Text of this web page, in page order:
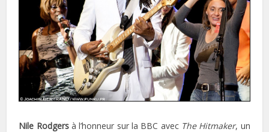
Nile Rodgersà l’honneur sur la BBC avec The Hitmaker, un